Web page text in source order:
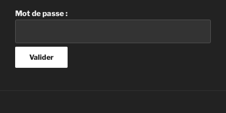
Mot de passe :